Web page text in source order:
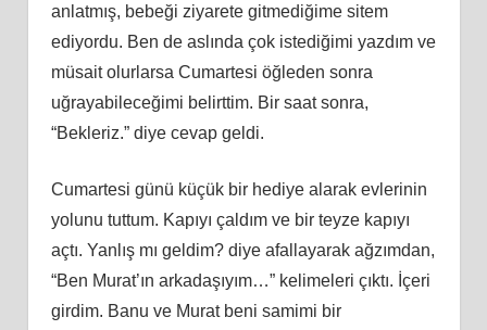
anlatmış, bebeği ziyarete gitmediğime sitem
ediyordu. Ben de aslında çok istediğimi yazdım ve
müsait olurlarsa Cumartesi öğleden sonra
uğrayabileceğimi belirttim. Bir saat sonra,
“Bekleriz.” diye cevap geldi.
Cumartesi günü küçük bir hediye alarak evlerinin
yolunu tuttum. Kapıyı çaldım ve bir teyze kapıyı
açtı. Yanlış mı geldim? diye afallayarak ağzımdan,
“Ben Murat’ın arkadaşıyım…” kelimeleri çıktı. İçeri
girdim. Banu ve Murat beni samimi bir